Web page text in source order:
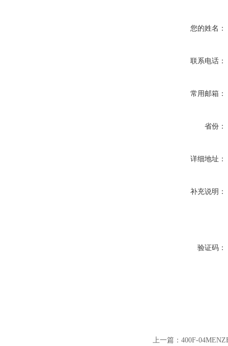
您的姓名：
联系电话：
常用邮箱：
省份：
详细地址：
补充说明：
验证码：
上一篇： 400F-